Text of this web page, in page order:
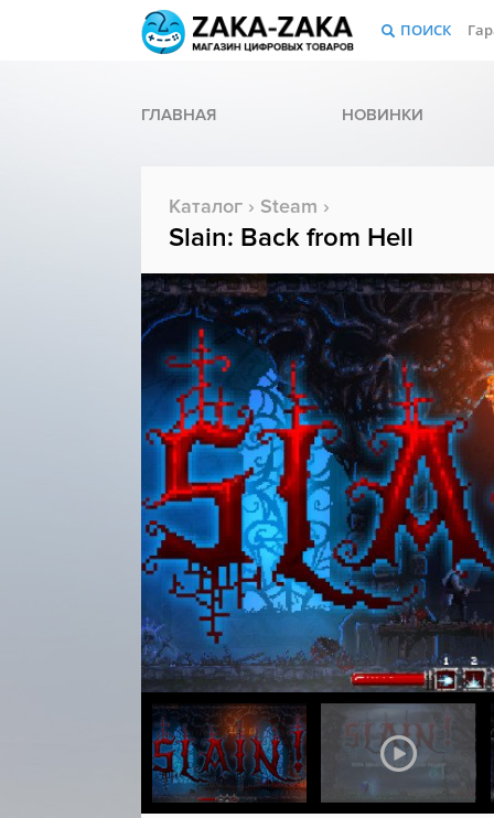
ПОИСК
ГЛАВНАЯ НОВИНКИ
Каталог › Steam ›
Slain: Back from Hell